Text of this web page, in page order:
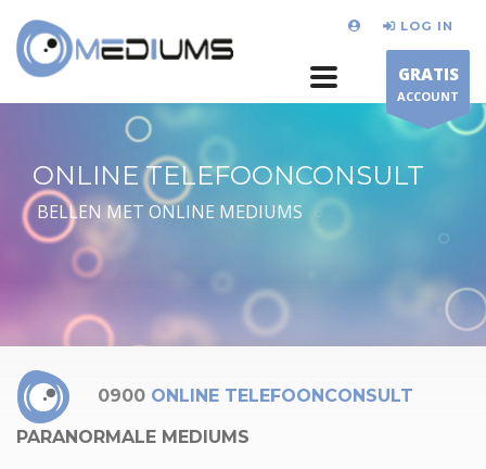
LOG IN
GRATIS
ACCOUNT
ONLINE TELEFOONCONSULT
BELLEN MET ONLINE MEDIUMS
0900 ONLINE TELEFOONCONSULT
PARANORMALE MEDIUMS